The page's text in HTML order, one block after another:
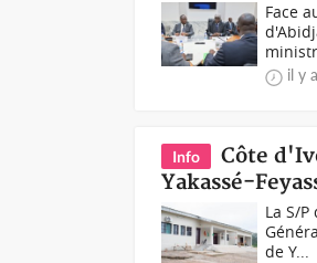
Face
il y
Info
Côte
Yakassé-
La S/
de Y...